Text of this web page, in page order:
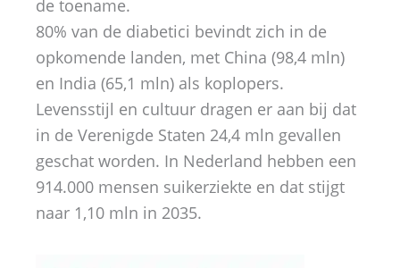
de toename.
80% van de diabetici bevindt zich in de
opkomende landen, met China (98,4 mln)
en India (65,1 mln) als koplopers.
Levensstijl en cultuur dragen er aan bij dat
in de Verenigde Staten 24,4 mln gevallen
geschat worden. In Nederland hebben een
914.000 mensen suikerziekte en dat stijgt
naar 1,10 mln in 2035.